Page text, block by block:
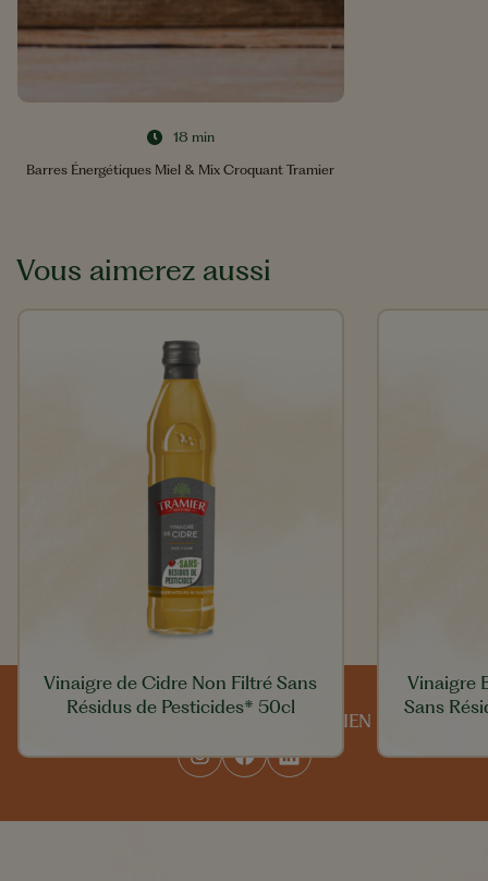
18 min
Barres Énergétiques Miel & Mix Croquant Tramier
Vous aimerez aussi
Vinaigre de Cidre Non Filtré Sans
Résidus de Pesticides* 50cl
Vinaigre
Sans
SUIVEZ-NOUS AU QUOTIDIEN